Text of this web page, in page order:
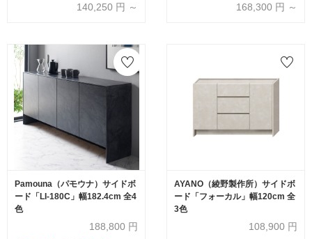
140,250 円 ～ 168,300 円 ～
Pamouna（パモウナ）サイドボ
ード「LI-180C」幅182.4cm 全4
色
188,800 円
AYANO（綾野製作所）サイドボ
ード「フォーカル」幅120cm 全
3色
108,900 円